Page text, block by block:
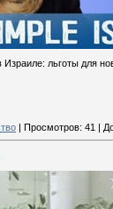
льготы для
| Просмотров: 41 |